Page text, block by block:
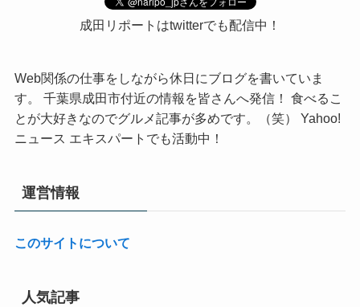
成田リポートはtwitterでも配信中！
Web関係の仕事をしながら休日にブログを書いていま
す。 千葉県成田市付近の情報を皆さんへ発信！ 食べるこ
とが大好きなのでグルメ記事が多めです。（笑） Yahoo!
ニュース エキスパートでも活動中！
運営情報
このサイトについて
人気記事